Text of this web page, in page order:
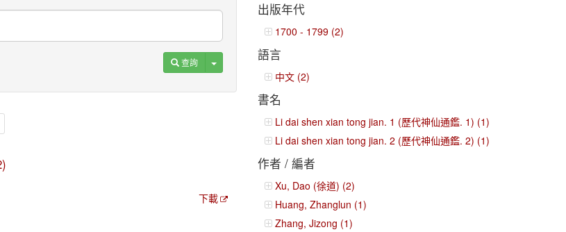
查詢 Toggle Dropdown
下載
出版年代
1700 - 1799 (2)
語言
中文 (2)
書名
Li dai shen xian tong jian. 1 (歷代神仙通鑑. 1) (1)
Li dai shen xian tong jian. 2 (歷代神仙通鑑. 2) (1)
作者 / 編者
Xu, Dao (徐道) (2)
Huang, Zhanglun (1)
Zhang, Jizong (1)